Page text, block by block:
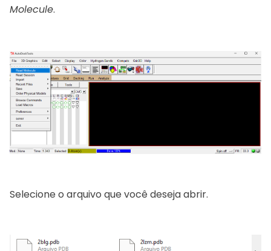
Molecule.
Selecione o arquivo que você deseja abrir.